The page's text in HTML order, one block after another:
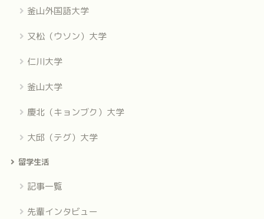
釜山外国語大学
又松（ウソン）大学
仁川大学
釜山大学
慶北（キョンブク）大学
大邱（テグ）大学
留学生活
記事一覧
先輩インタビュー